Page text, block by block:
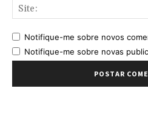
Notifique-me sobre novos
Notifique-me sobre novas